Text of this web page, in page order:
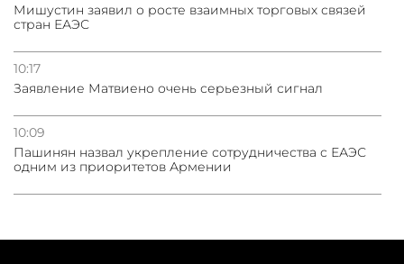
Мишустин заявил о росте взаимных торговых связей
стран ЕАЭС
10:17
Заявление Матвиено очень серьезный сигнал
10:09
Пашинян назвал укрепление сотрудничества с ЕАЭС
одним из приоритетов Армении